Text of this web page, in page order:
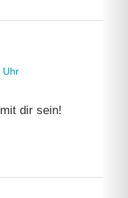
Uhr
dir sein!